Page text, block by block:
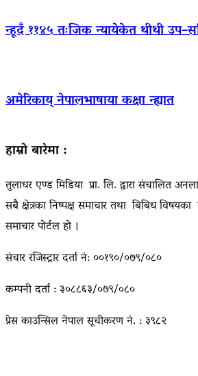
न्हूदँ ११४५ तःजिक न्यायेकेत थीथी
अमेरिकाय् नेपालभाषाया कक्षा न्ह्यात
हाम्रो बारेमा :
तुलाधर एण्ड मिडिया प्रा. लि. द्वारा संचालित
सबै क्षेत्रका निष्पक्ष समाचार तथा बिबिध
समाचार पोर्टल हो ।
संचार रजिस्ट्रार दर्ता नं: ००१९०/०७९/०८०
कम्पनी दर्ता : ३०८८६३/०७९/०८०
प्रेस काउन्सिल नेपाल सूचीकरण नं. : ३९८२